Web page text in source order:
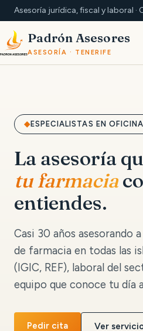
Asesoría jurídica, fiscal y laboral ·
Padrón Asesores
ASESORÍA · TENERIFE
ESPECIALISTAS EN
La asesoría
tu farmacia
entiendes.
Casi 30 años asesorando
de farmacia en todas las
(IGIC, REF), laboral del
equipo que conoce tu día
Pedir cita Ver